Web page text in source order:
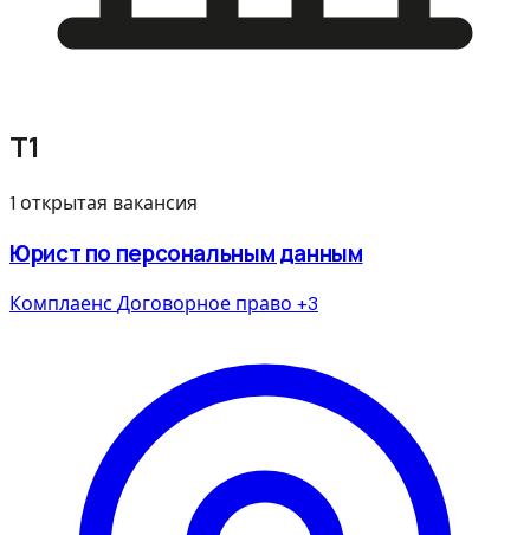
Т1
1 открытая вакансия
Юрист по персональным данным
Комплаенс Договорное право +3